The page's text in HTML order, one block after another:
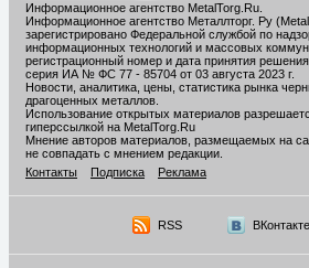
Информационное агентство MetalTorg.Ru
Информационное агентство Металлторг. Ру
зарегистрировано Федеральной службой по
информационных технологий и массовых
регистрационный номер и дата принятия решения
серия ИА № ФС 77 - 85704 от 03 августа 2023 г.
Новости, аналитика, цены, статистика рынка
драгоценных металлов.
Использование открытых материалов
гиперссылкой на MetalTorg.Ru
Мнение авторов материалов, размещаемых на
не совпадать с мнением редакции.
Контакты
Подписка Реклама
RSS ВКонтакте